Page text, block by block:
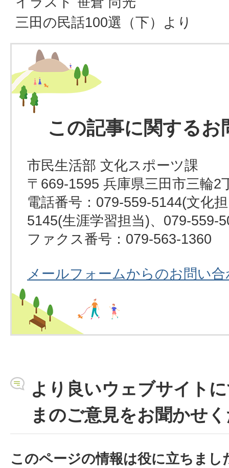
三田の民話100選（下）より
この記事に関するお
市民生活部 文化スポーツ課
〒669-1595 兵庫県三田市三輪2
電話番号：079-559-5144(文化
5145(生涯学習担当)、079-559-
ファクス番号：079-563-1360
メールフォームからのお問い
より良いウェブサイト
まのご意見をお聞かせ
このページの情報は役に立ちまし